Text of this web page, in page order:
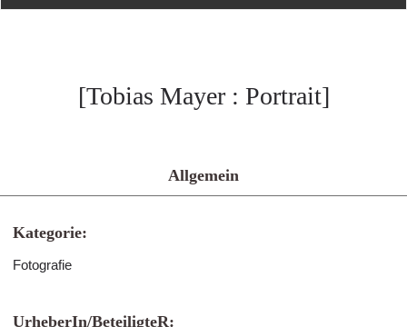
[Tobias Mayer : Portrait]
Allgemein
Kategorie:
Fotografie
UrheberIn/BeteiligteR: